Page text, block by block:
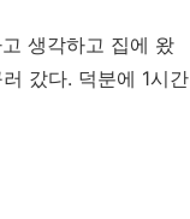
생각하고 집에 왔
갔다. 덕분에 1시간